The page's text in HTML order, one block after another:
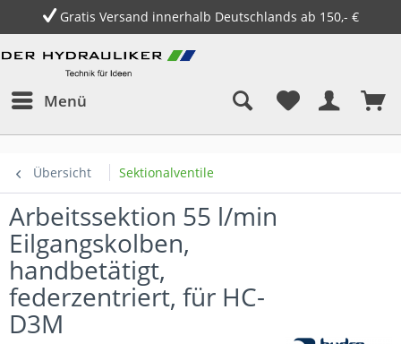
Gratis Versand innerhalb Deutschlands ab 150,- €
Menü
Übersicht Sektionalventile
Arbeitssektion 55 l/min
Eilgangskolben,
handbetätigt,
federzentriert, für HC-
D3M